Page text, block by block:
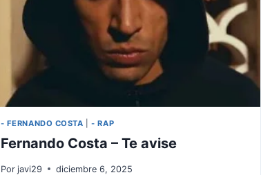
- FERNANDO COSTA |- RAP
Fernando Costa – Te avise
Por javi29 diciembre 6, 2025